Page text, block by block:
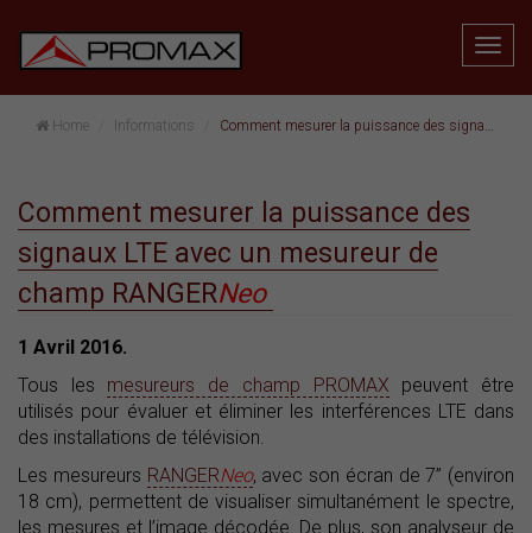
Home Informations Comment mesurer la puissance des signaux LTE avec un mesureur de champ RANGER
Comment mesurer la puissance des
signaux LTE avec un mesureur de
champ RANGERNeo
1 Avril 2016.
Tous les mesureurs de champ PROMAX peuvent être
utilisés pour évaluer et éliminer les interférences LTE dans
des installations de télévision.
Les mesureurs RANGERNeo, avec son écran de 7” (environ
18 cm), permettent de visualiser simultanément le spectre,
les mesures et l’image décodée. De plus, son analyseur de